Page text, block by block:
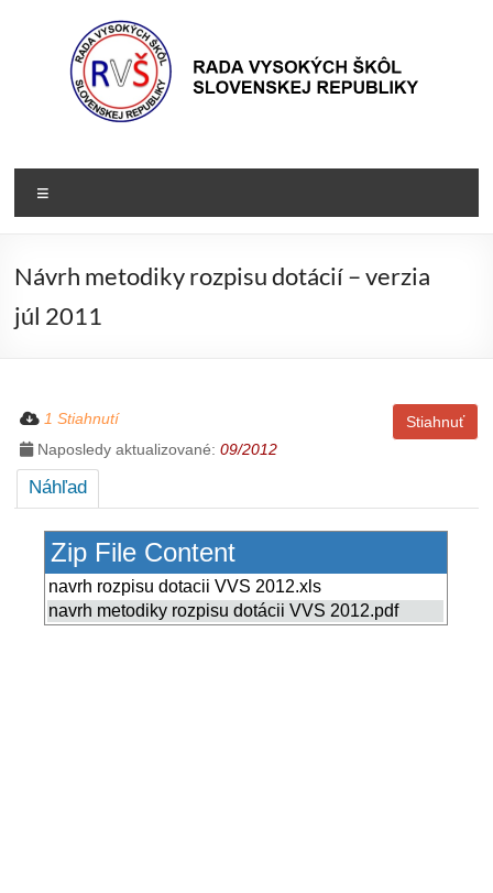
Rada
VŠ
škôl
Návrh metodiky rozpisu dotácií – verzia
júl 2011
Stiahnuť
1 Stiahnutí
Naposledy aktualizované:09/2012
Náhľad